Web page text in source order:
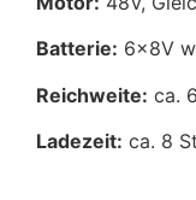
Batterie: 6x8V
Reichweite: ca.
Ladezeit: ca. 8